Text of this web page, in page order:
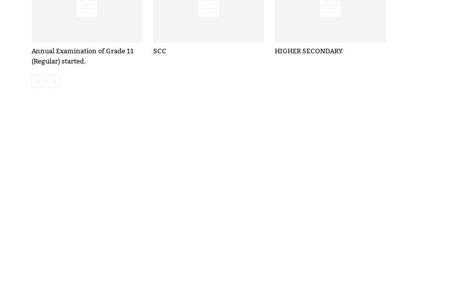
Annual Examination of Grade 11
(Regular) started.
SCC HIGHER SECONDARY